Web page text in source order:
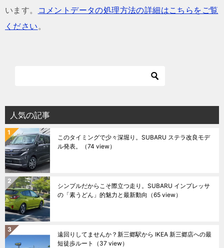
います。
コメントデータの処理方法の詳細はこちらをご覧
ください。
人気の記事
このタイミングで少々深堀り。SUBARU ステラ改良モデ
ル発表。
（74 view）
シンプルだからこそ際立つ走り。SUBARU インプレッサ
の「素うどん」的魅力と最新動向 （65 view）
遠回りしてませんか？新三郷駅から IKEA 新三郷店への最
短徒歩ルート
（37 view）